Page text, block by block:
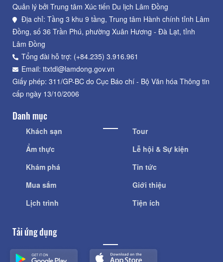
Quản lý bởi Trung tâm Xúc tiến Du lịch Lâm Đồng
Địa chỉ: Tầng 3 khu 9 tầng, Trung tâm Hành chính tỉnh Lâm
Đồng, số 36 Trần Phú, phường Xuân Hương - Đà Lạt, tỉnh
Lâm Đồng
Tổng đài hỗ trợ: (+84.235) 3.916.961
Email: ttxtdl@lamdong.gov.vn
Giấy phép: 311/GP-BC do Cục Báo chí - Bộ Văn hóa Thông tin
cấp ngày 13/10/2006
Danh mục
Khách sạn
Ẩm thực
Khám phá
Mua sắm
Lịch trình
Tour
Lễ hội & Sự kiện
Tin tức
Giới thiệu
Tiện ích
Tải ứng dụng